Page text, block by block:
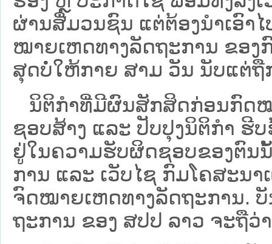
ຜ່ານສື່ມວນຊົນ ແຕ່ຕ້ອງນໍາເອົາ
ໝາຍ​ເຫດ​ທາງ​ລັດ​ຖະ​ການ​ ຂອ
ສຸດບໍ່ໃຫ້ກາຍ ສາມ ວັນ ນັບແຕ່ຖື
ນິ​ຕິ​ກຳ​ທີ່​ມີ​ຜົນ​ສັກ​ສິດ​ກ່ອນ​ກົດ​ໝ
ຊອບ​ສ້າງ ແລະ ປັບ​ປຸງນິ​ຕິ​ກຳ ຮີ
ຢູ່ໃນຄວາມຮັບຜິດຊອບຂອງຕົນ
ການ ແລະ ເວັບໄຊ​ ກົມໂຄສະນ
ຈົດໝາຍເຫດທາງລັດຖະການ.
ຖະ​ການ ຂອງ ສປ​ປ ລາວ ​ຈະຖື​